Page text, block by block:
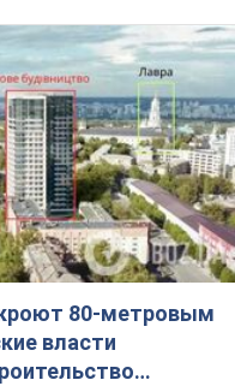
80-метровым
власти